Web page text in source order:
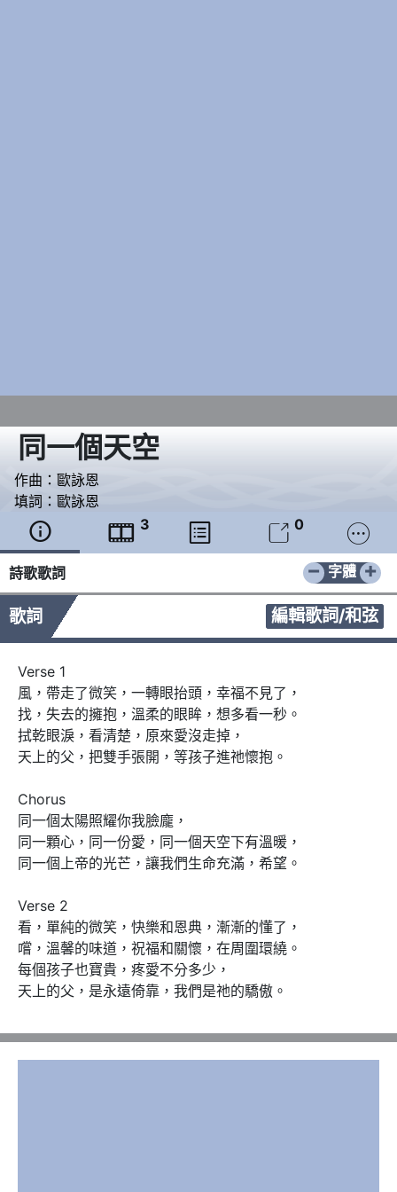
同一個天空
作曲： 歐詠恩
填詞： 歐詠恩
  3   0 
詩歌歌詞 − +
字體
歌詞 編輯歌詞/和弦
Verse 1
風，帶走了微笑，一轉眼抬頭，幸福不見了，
找，失去的擁抱，溫柔的眼眸，想多看一秒。
拭乾眼淚，看清楚，原來愛沒走掉，
天上的父，把雙手張開，等孩子進祂懷抱。
Chorus
同一個太陽照耀你我臉龐，
同一顆心，同一份愛，同一個天空下有溫暖，
同一個上帝的光芒，讓我們生命充滿，希望。
Verse 2
看，單純的微笑，快樂和恩典，漸漸的懂了，
嚐，溫馨的味道，祝福和關懷，在周圍環繞。
每個孩子也寶貴，疼愛不分多少，
天上的父，是永遠倚靠，我們是祂的驕傲。